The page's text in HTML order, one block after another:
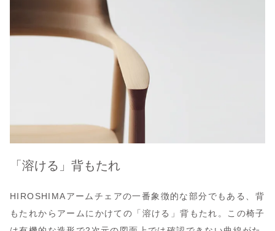
「溶ける」背もたれ
HIROSHIMAアームチェアの一番象徴的な部分でもある、背
もたれからアームにかけての「溶ける」背もたれ。この椅子